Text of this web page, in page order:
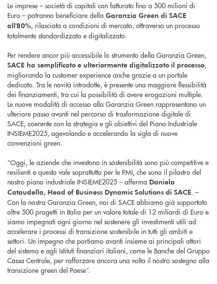
Le imprese – società di capitali con fatturato fino a 500 milioni di
Euro – potranno beneficiare della Garanzia Green di SACE
all'80%, rilasciata a condizioni di mercato, attraverso un processo
totalmente standardizzato e digitalizzato.
Per rendere ancor più accessibile lo strumento della Garanzia Green,
SACE ha semplificato e ulteriormente digitalizzato il processo,
migliorando la customer experience anche grazie a un portale
dedicato. Tra le novità introdotte, è presente una maggiore flessibilità
dei finanziamenti, tra cui la possibilità di avere erogazioni multiple.
Le nuove modalità di accesso alla Garanzia Green rappresentano un
ulteriore passo avanti nel percorso di trasformazione digitale di
SACE, coerente con la strategia e gli obiettivi del Piano Industriale
INSIEME2025, agevolando e accelerando la sigla di nuove
convenzioni green.
“Oggi, le aziende che investono in sostenibilità sono più competitive e
resilienti e questo vale soprattutto per le PMI, che sono il pilastro del
nostro piano industriale INSIEME2025 – afferma Daniela
Cataudella, Head of Business Dynamic Solutions di SACE. –
Con la nostra Garanzia Green, noi di SACE abbiamo già supportato
oltre 500 progetti in Italia per un valore totale di 12 miliardi di Euro e
siamo impegnati ogni giorno nel sostenere gli investimenti utili ad
accelerare i processi di transizione sostenibile in tutti gli ambiti e
settori. Un impegno che portiamo avanti insieme ai principali attori
del sistema e agli Istituti finanziari italiani, come le Banche del Gruppo
Cassa Centrale, per rafforzare ancora una volta il nostro sostegno alla
transizione green del Paese”.